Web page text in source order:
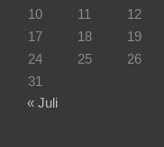
10
11 12
17
18 19
24
25 26
31
« Juli